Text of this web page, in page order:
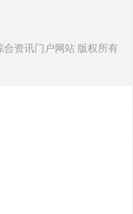
合资讯门户网站版权所有